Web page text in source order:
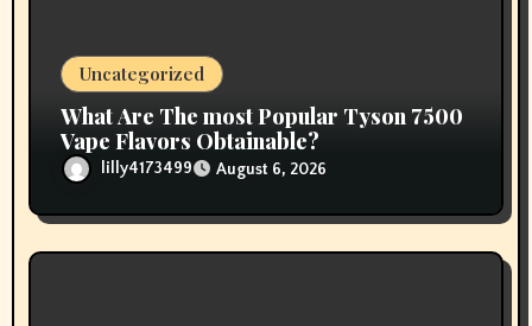
Uncategorized
What Are The most Popular Tyson 7500
Vape Flavors Obtainable?
lilly4173499 August 6, 2026